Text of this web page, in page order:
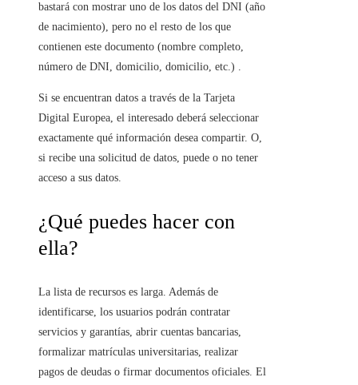
bastará con mostrar uno de los datos del DNI (año
de nacimiento), pero no el resto de los que
contienen este documento (nombre completo,
número de DNI, domicilio, domicilio, etc.) .
Si se encuentran datos a través de la Tarjeta
Digital Europea, el interesado deberá seleccionar
exactamente qué información desea compartir. O,
si recibe una solicitud de datos, puede o no tener
acceso a sus datos.
¿Qué puedes hacer con
ella?
La lista de recursos es larga. Además de
identificarse, los usuarios podrán contratar
servicios y garantías, abrir cuentas bancarias,
formalizar matrículas universitarias, realizar
pagos de deudas o firmar documentos oficiales. El